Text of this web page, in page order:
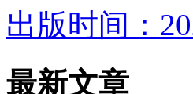
出版时间：
最新文章